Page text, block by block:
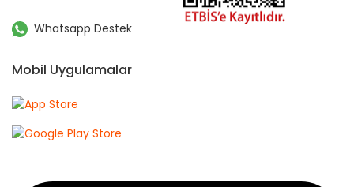
Whatsapp Destek
Mobil Uygulamalar